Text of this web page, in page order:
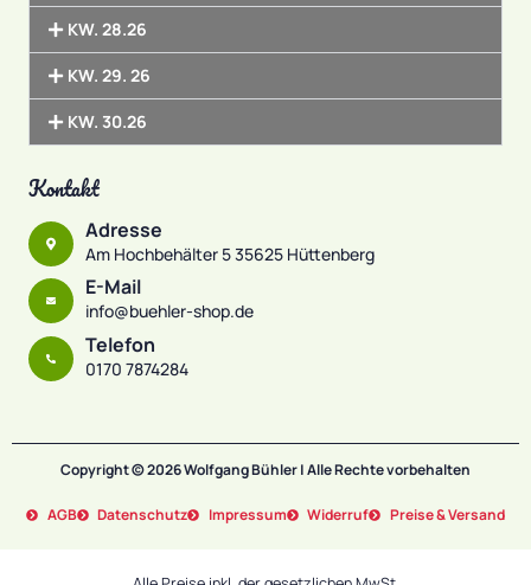
KW. 28.26
KW. 29. 26
KW. 30.26
Kontakt
Adresse
Am Hochbehälter 5 35625 Hüttenberg
E-Mail
info@buehler-shop.de
Telefon
0170 7874284
Copyright © 2026 Wolfgang Bühler | Alle Rechte vorbehalten
AGB Datenschutz Impressum Widerruf Preise & Versand